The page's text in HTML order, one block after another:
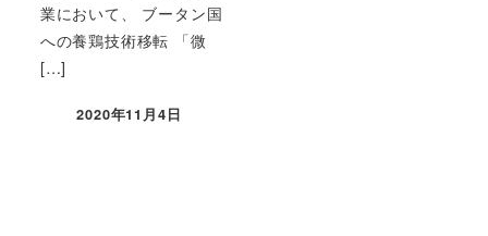
業において、 ブータン国
への養鶏技術移転 「微
[…]
投稿日
2020年11月4日